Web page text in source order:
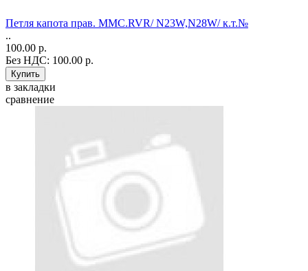
Петля капота прав. MMC.RVR/ N23W,N28W/ к.т.№
..
100.00 р.
Без НДС: 100.00 р.
в закладки
сравнение